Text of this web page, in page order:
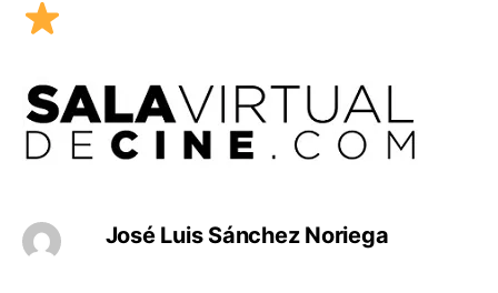
José Luis Sánchez Noriega